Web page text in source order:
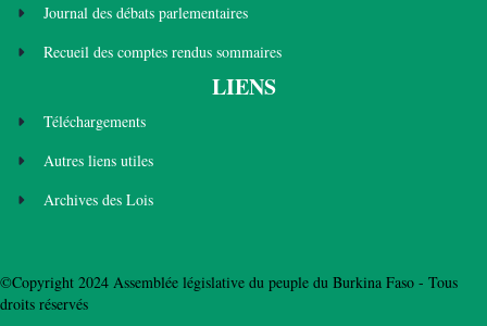
Journal des débats parlementaires
Recueil des comptes rendus sommaires
LIENS
Téléchargements
Autres liens utiles
Archives des Lois
©Copyright 2024 Assemblée législative du peuple du Burkina Faso - Tous
droits réservés